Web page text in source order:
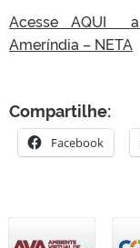
Acesse AQUI
Ameríndia – NETA
Compartilhe:
Facebook